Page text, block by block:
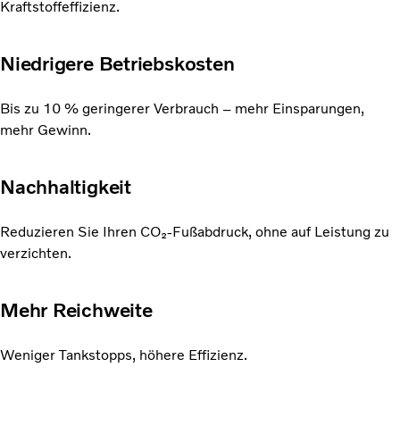
Kraftstoffeffizienz.
Niedrigere Betriebskosten
Bis zu 10 % geringerer Verbrauch – mehr Einsparungen,
mehr Gewinn.
Nachhaltigkeit
Reduzieren Sie Ihren CO₂-Fußabdruck, ohne auf Leistung zu
verzichten.
Mehr Reichweite
Weniger Tankstopps, höhere Effizienz.